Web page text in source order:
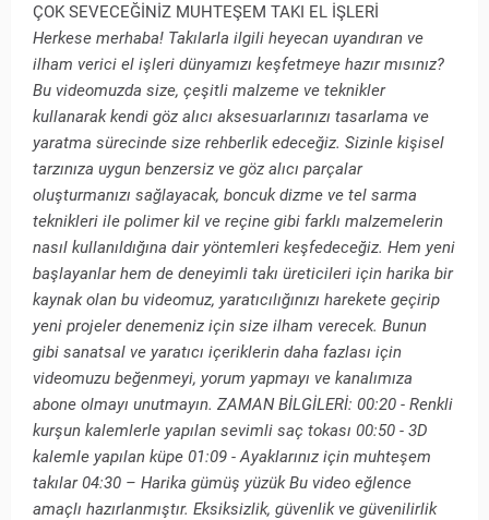
ÇOK SEVECEĞİNİZ MUHTEŞEM TAKI EL İŞLERİ
Herkese merhaba! Takılarla ilgili heyecan uyandıran ve
ilham verici el işleri dünyamızı keşfetmeye hazır mısınız?
Bu videomuzda size, çeşitli malzeme ve teknikler
kullanarak kendi göz alıcı aksesuarlarınızı tasarlama ve
yaratma sürecinde size rehberlik edeceğiz. Sizinle kişisel
tarzınıza uygun benzersiz ve göz alıcı parçalar
oluşturmanızı sağlayacak, boncuk dizme ve tel sarma
teknikleri ile polimer kil ve reçine gibi farklı malzemelerin
nasıl kullanıldığına dair yöntemleri keşfedeceğiz. Hem yeni
başlayanlar hem de deneyimli takı üreticileri için harika bir
kaynak olan bu videomuz, yaratıcılığınızı harekete geçirip
yeni projeler denemeniz için size ilham verecek. Bunun
gibi sanatsal ve yaratıcı içeriklerin daha fazlası için
videomuzu beğenmeyi, yorum yapmayı ve kanalımıza
abone olmayı unutmayın. ZAMAN BİLGİLERİ: 00:20 - Renkli
kurşun kalemlerle yapılan sevimli saç tokası 00:50 - 3D
kalemle yapılan küpe 01:09 - Ayaklarınız için muhteşem
takılar 04:30 – Harika gümüş yüzük Bu video eğlence
amaçlı hazırlanmıştır. Eksiksizlik, güvenlik ve güvenilirlik